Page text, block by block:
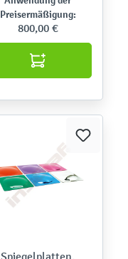
Preisermäßigung:
800,00 €